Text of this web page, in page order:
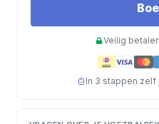
Veilig
In 3 stappen